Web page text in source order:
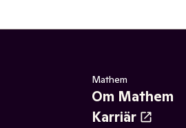
Mathem
Om Mathem
Karriär